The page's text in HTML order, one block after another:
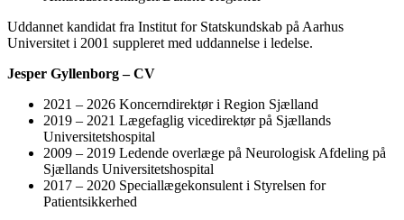
Uddannet kandidat fra Institut for Statskundskab på Aarhus
Universitet i 2001 suppleret med uddannelse i ledelse.
Jesper Gyllenborg – CV
2021 – 2026 Koncerndirektør i Region Sjælland
2019 – 2021 Lægefaglig vicedirektør på Sjællands
Universitetshospital
2009 – 2019 Ledende overlæge på Neurologisk Afdeling på
Sjællands Universitetshospital
2017 – 2020 Speciallægekonsulent i Styrelsen for
Patientsikkerhed